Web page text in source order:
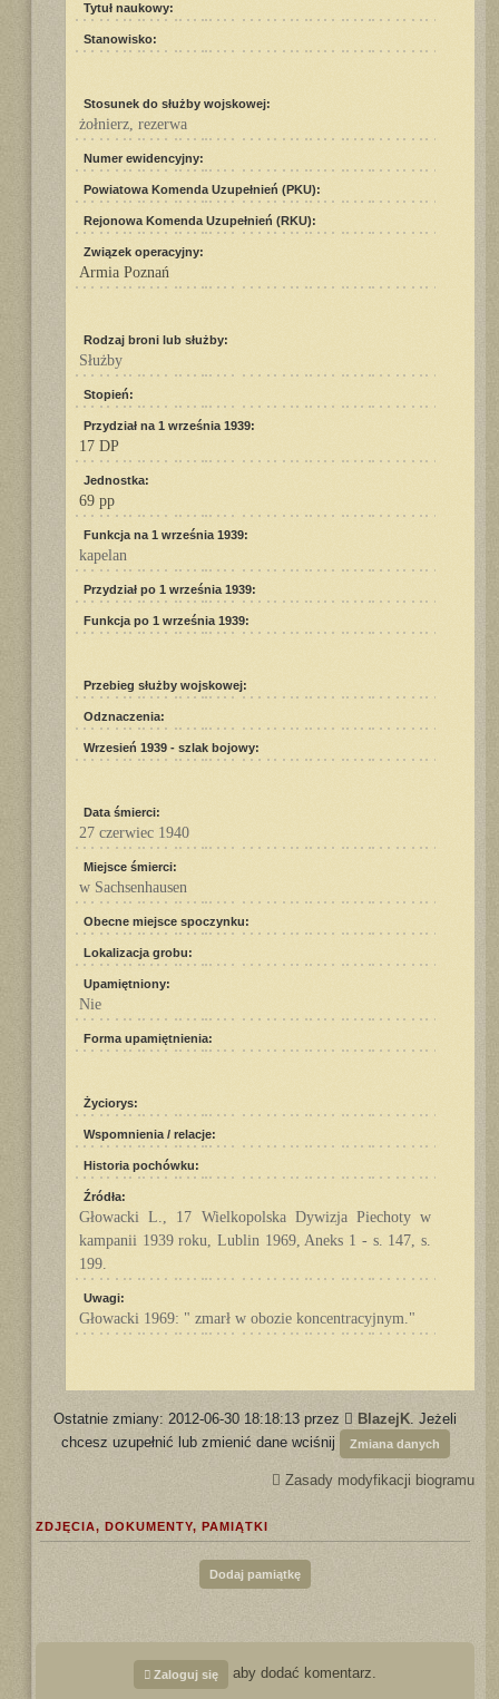
Tytuł naukowy:
Stanowisko:
Stosunek do służby wojskowej:
żołnierz, rezerwa
Numer ewidencyjny:
Powiatowa Komenda Uzupełnień (PKU):
Rejonowa Komenda Uzupełnień (RKU):
Związek operacyjny:
Armia Poznań
Rodzaj broni lub służby:
Służby
Stopień:
Przydział na 1 września 1939:
17 DP
Jednostka:
69 pp
Funkcja na 1 września 1939:
kapelan
Przydział po 1 września 1939:
Funkcja po 1 września 1939:
Przebieg służby wojskowej:
Odznaczenia:
Wrzesień 1939 - szlak bojowy:
Data śmierci:
27 czerwiec 1940
Miejsce śmierci:
w Sachsenhausen
Obecne miejsce spoczynku:
Lokalizacja grobu:
Upamiętniony:
Nie
Forma upamiętnienia:
Życiorys:
Wspomnienia / relacje:
Historia pochówku:
Źródła:
Głowacki L., 17 Wielkopolska Dywizja Piechoty w
kampanii 1939 roku, Lublin 1969, Aneks 1 - s. 147, s.
199.
Uwagi:
Głowacki 1969: " zmarł w obozie koncentracyjnym."
Ostatnie zmiany: 2012-06-30 18:18:13 przez BlazejK. Jeżeli
chcesz uzupełnić lub zmienić dane wciśnij
Zmiana danych
Zasady modyfikacji biogramu
ZDJĘCIA, DOKUMENTY, PAMIĄTKI
Dodaj pamiątkę
Zaloguj się aby dodać komentarz.